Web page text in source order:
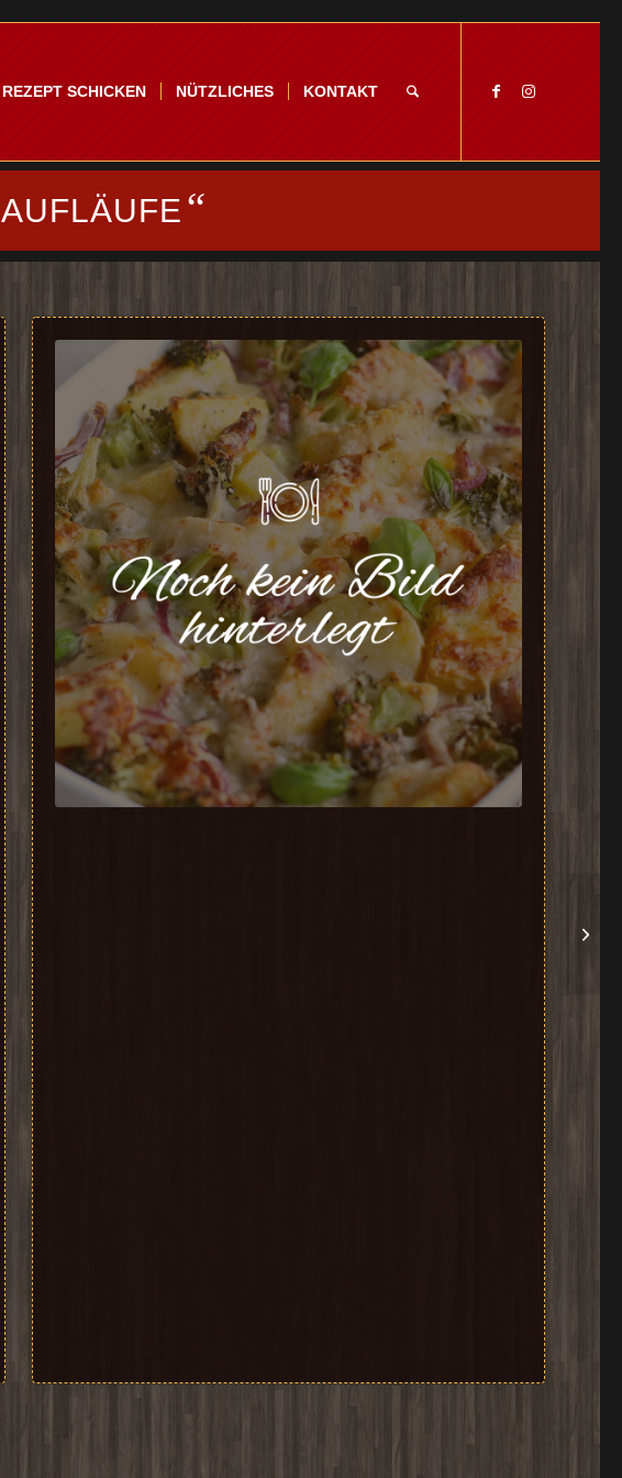
REZEPT SCHICKEN NÜTZLICHES KONTAKT
AUFLÄUFE “